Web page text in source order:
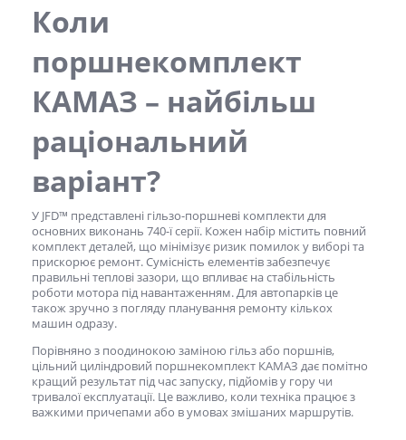
Коли
поршнекомплект
КАМАЗ – найбільш
раціональний
варіант?
У JFD™ представлені гільзо-поршневі комплекти для
основних виконань 740-ї серії. Кожен набір містить повний
комплект деталей, що мінімізує ризик помилок у виборі та
прискорює ремонт. Сумісність елементів забезпечує
правильні теплові зазори, що впливає на стабільність
роботи мотора під навантаженням. Для автопарків це
також зручно з погляду планування ремонту кількох
машин одразу.
Порівняно з поодинокою заміною гільз або поршнів,
цільний циліндровий поршнекомплект КАМАЗ дає помітно
кращий результат під час запуску, підйомів у гору чи
тривалої експлуатації. Це важливо, коли техніка працює з
важкими причепами або в умовах змішаних маршрутів.